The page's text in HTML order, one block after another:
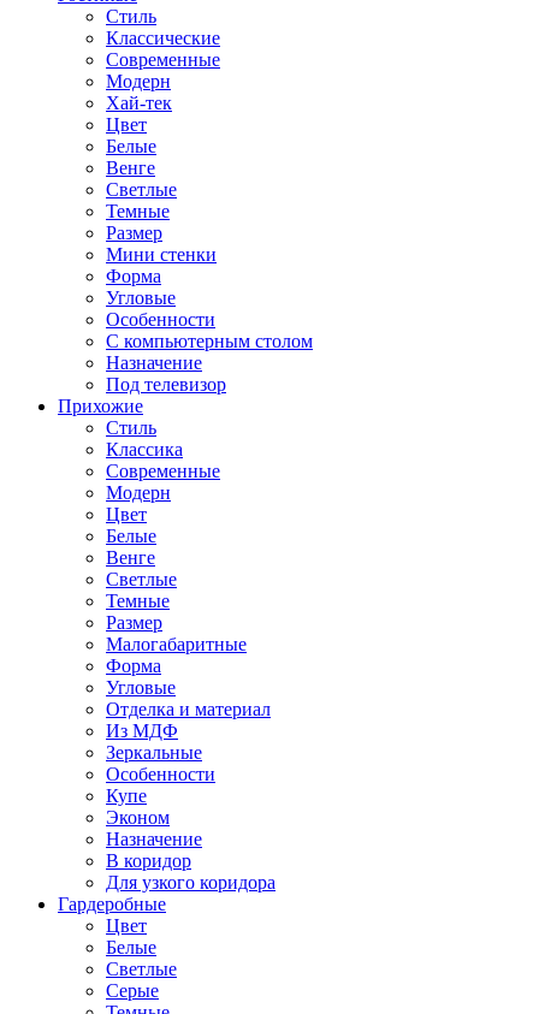
Стиль
Классические
Современные
Модерн
Хай-тек
Цвет
Белые
Венге
Светлые
Темные
Размер
Мини стенки
Форма
Угловые
Особенности
С компьютерным столом
Назначение
Под телевизор
Прихожие
Стиль
Классика
Современные
Модерн
Цвет
Белые
Венге
Светлые
Темные
Размер
Малогабаритные
Форма
Угловые
Отделка и материал
Из МДФ
Зеркальные
Особенности
Купе
Эконом
Назначение
В коридор
Для узкого коридора
Гардеробные
Цвет
Белые
Светлые
Серые